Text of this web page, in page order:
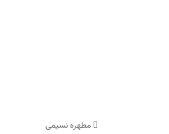
مطهره نسیمی